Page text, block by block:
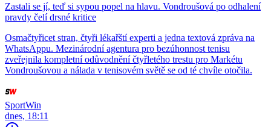
Zastali se jí, teď si sypou popel na hlavu. Vondroušová po odhalení
pravdy čelí drsné kritice
Osmačtyřicet stran, čtyři lékařští experti a jedna textová zpráva na
WhatsAppu. Mezinárodní agentura pro bezúhonnost tenisu
zveřejnila kompletní odůvodnění čtyřletého trestu pro Markétu
Vondroušovou a nálada v tenisovém světě se od té chvíle otočila.
SportWin
dnes, 18:11